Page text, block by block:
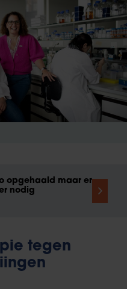
opgehaald maar er
nodig
tegen